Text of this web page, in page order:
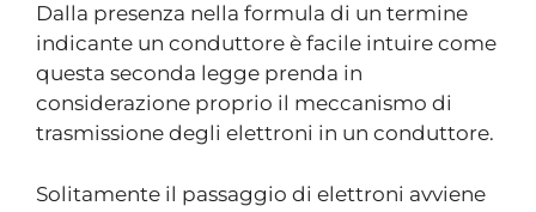
Dalla presenza nella formula di un termine
indicante un conduttore è facile intuire come
questa seconda legge prenda in
considerazione proprio il meccanismo di
trasmissione degli elettroni in un conduttore.
Solitamente il passaggio di elettroni avviene